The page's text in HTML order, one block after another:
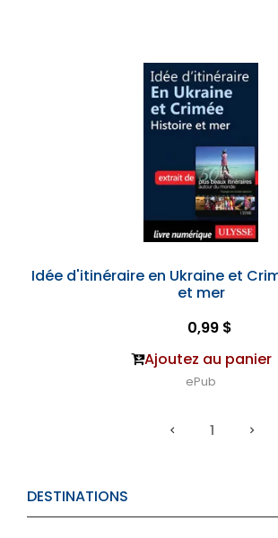
DESTINATIONS
Idée d'itinéraire en Ukraine et
et mer
0,99 $
Ajoutez au panier
ePub
1